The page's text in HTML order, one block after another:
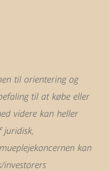
til orientering og
til at købe eller
videre kan heller
juridisk,
kan
investorers